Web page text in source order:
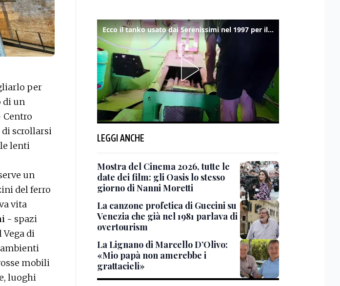
per
di un
Centro
di scrollarsi
lenti
un
del ferro
vita
- spazi
di
mobili
luoghi
Ecco il tanko usato dai Serenissimi nel 1997 per il blitz a San Marco
LEGGI ANCHE
Mostra del Cinema 2026, tutte le
date dei film: gli Oasis lo stesso
giorno di Nanni Moretti
La canzone profetica di Guccini su
Venezia che già nel 1981 parlava di
overtourism
La Lignano di Marcello D’Olivo:
«Mio papà non amerebbe i
grattacieli»